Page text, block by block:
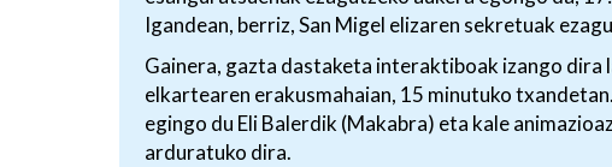
Igandean, berriz, San Migel elizaren sekretuak
Gainera, gazta dastaketa interaktiboak izango dira
elkartearen erakusmahaian, 15 minutuko
egingo du Eli Balerdik (Makabra) eta kale
arduratuko dira.